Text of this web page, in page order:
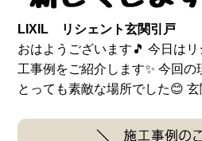
LIXIL リシェント玄関引戸
おはようございます🎵 今日は
工事例をご紹介します✨ 今回
とっても素敵な場所でした😊